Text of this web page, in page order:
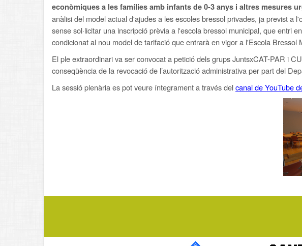
econòmiques a les famílies amb infants de 0-3 anys i altres mesures
anàlisi del model actual d'ajudes a les escoles bressol privades, ja previst
sense sol·licitar una inscripció prèvia a l'escola bressol municipal, que entri
condicionat al nou model de tarifació que entrarà en vigor a l'Escola Bressol
El ple extraordinari va ser convocat a petició dels grups JuntsxCAT-PAR i
conseqüència de la revocació de l’autorització administrativa per part del
La sessió plenària es pot veure íntegrament a través delcanal de YouTube